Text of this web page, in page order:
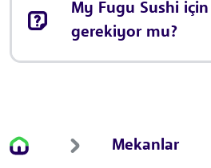
My Fugu Sushi
gerekiyor mu?
Mekanlar